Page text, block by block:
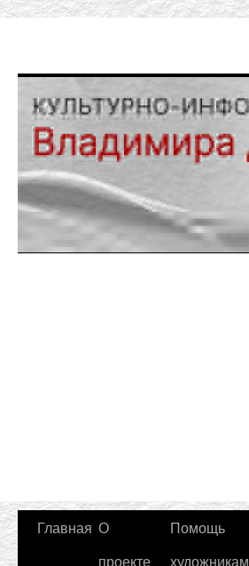
Главная О
проекте
Помощь
художникам